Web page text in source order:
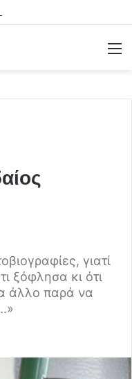
γιατί
ξόφλησα κι ότι
άλλο παρά να